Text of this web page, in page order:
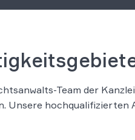
Team der
Unsere